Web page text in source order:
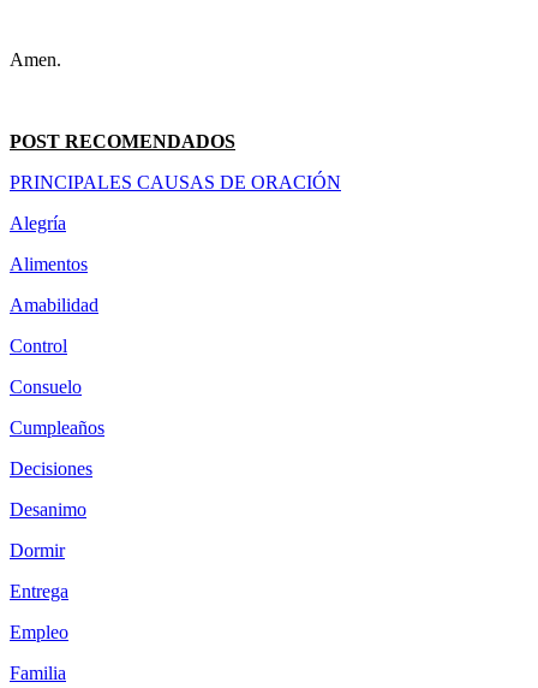
Amen.
POST RECOMENDADOS
PRINCIPALES CAUSAS DE ORACIÓN
Alegría
Alimentos
Amabilidad
Control
Consuelo
Cumpleaños
Decisiones
Desanimo
Dormir
Entrega
Empleo
Familia